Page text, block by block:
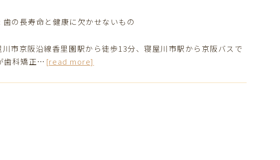
の長寿命と健康に欠かせないもの
市京阪沿線香里園駅から徒歩13分、寝屋川市駅から京阪バスで
歯科矯正… [read more]